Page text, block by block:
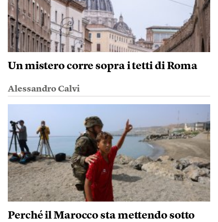
Un mistero corre sopra i tetti di Roma
Alessandro Calvi
Perché il Marocco sta mettendo sotto